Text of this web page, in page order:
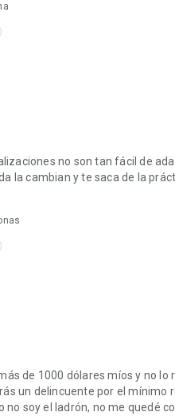
para tus productos.
contactar con el soporte de
no son tan fácil de
la cambian y te saca de la
de 1000 dólares míos y no lo
un delincuente por el mínimo
no soy el ladrón, no me quedé